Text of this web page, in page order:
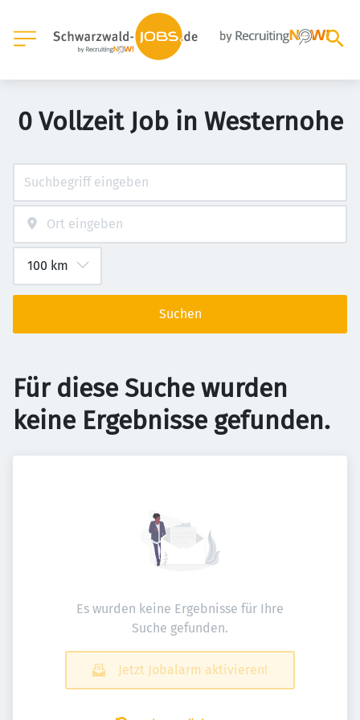
0 Vollzeit Job in Westernohe
Suchen
Für diese Suche wurden
keine Ergebnisse gefunden.
Es wurden keine Ergebnisse für Ihre
Suche gefunden.
Jetzt Jobalarm aktivieren!